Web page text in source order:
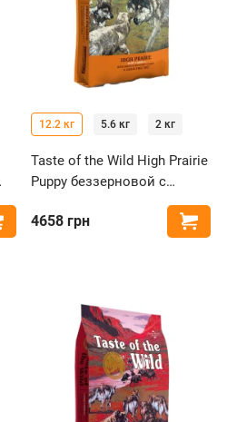
Купить
12.2 кг 5.6 кг 2 кг
Taste of the Wild High Prairie
Puppy беззерновой с
бизоном и олениной для
щенков всех пород
4658 грн